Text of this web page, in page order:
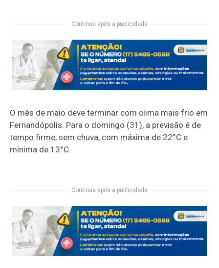
Continua após a publicidade
O mês de maio deve terminar com clima mais frio em
Fernandópolis. Para o domingo (31), a previsão é de
tempo firme, sem chuva, com máxima de 22°C e
mínima de 13°C.
Continua após a publicidade